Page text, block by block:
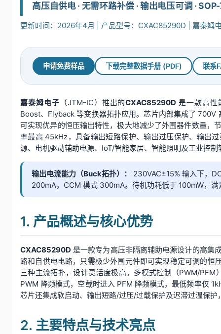
高压自供电 · 无需环路补偿 · 输出电压可调 ·
更新时间：2026年4月 | 产品型号：CXAC85290D | 嘉泰姆
申请免费样品 下载完整数据手册 (PDF) 联系
嘉泰姆电子 （JTM-IC）推出的CXAC85290D 是一款高性
Boost、Flyback 等变换器拓扑应用。芯片内部集成了 700V
可实现优异的恒压输出特性，极大地减少了外围器件数量，
率最高 45kHz，具备输出短路保护、输出过压保护、输出
源、电机驱动辅助电源、IoT/智能家居、智能照明及工业控
输出电流能力（Buck拓扑）：
230VAC±15% 输入下，
200mA，CCM 模式 300mA。待机功耗低于 100mW，满
1. 产品概述与核心优势
CXAC85290D 是一款专为高压非隔离辅助电源设计的高集
路和自供电电路，只需极少外围元件即可实现稳定可调的
三种主流拓扑，设计灵活度极高。多模式控制（PWM/
PWM 降频模式，空载时进入 PFM 降频模式，最低频率仅
芯片还集成软启动、输出短路/过压/过载保护及迟滞过温保
2. 主要特点与技术亮点